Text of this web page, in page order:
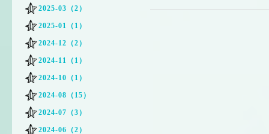
2025-03（2）
2025-01（1）
2024-12（2）
2024-11（1）
2024-10（1）
2024-08（15）
2024-07（3）
2024-06（2）